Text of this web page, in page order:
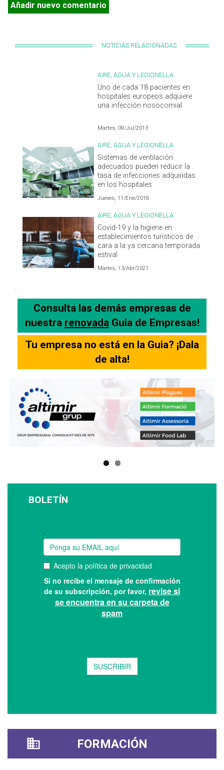
Añadir nuevo comentario
NOTICIAS RELACIONADAS
AIRE, AGUA Y LEGIONELLA
Uno de cada 18 pacientes en
hospitales europeos adquiere
una infección nosocomial
Martes, 09/Jul/2013
AIRE, AGUA Y LEGIONELLA
Sistemas de ventilación
adecuados pueden reducir la
tasa de infecciones adquiridas
en los hospitales
Jueves, 11/Ene/2018
AIRE, AGUA Y LEGIONELLA
Covid-19 y la higiene en
establecimientos turísticos de
cara a la ya cercana temporada
estival
Martes, 13/Abr/2021
.
Consulta las demás empresas de
nuestra renovadaGuia de Empresas!
Tu empresa no está en la Guia? ¡Dala
de alta!
BOLETÍN
FORMACIÓN